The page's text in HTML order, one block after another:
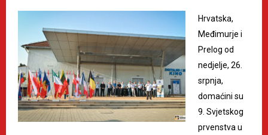
Hrvatska,
Međimurje i
Prelog od
nedjelje, 26.
srpnja,
domaćini su
9. Svjetskog
prvenstva u